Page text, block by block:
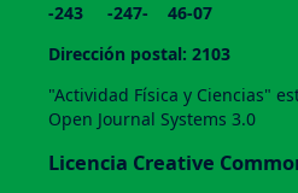
-243 -247- 46-07
Dirección postal: 2103
"Actividad Física y Ciencias"
Open Journal Systems 3.0
Licencia Creative